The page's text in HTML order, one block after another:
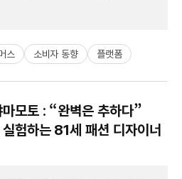
스 소비자 동향 플랫폼
모토 : “완벽은 추하다”
험하는 81세 패션 디자이너